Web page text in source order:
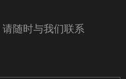
随时与我们联系